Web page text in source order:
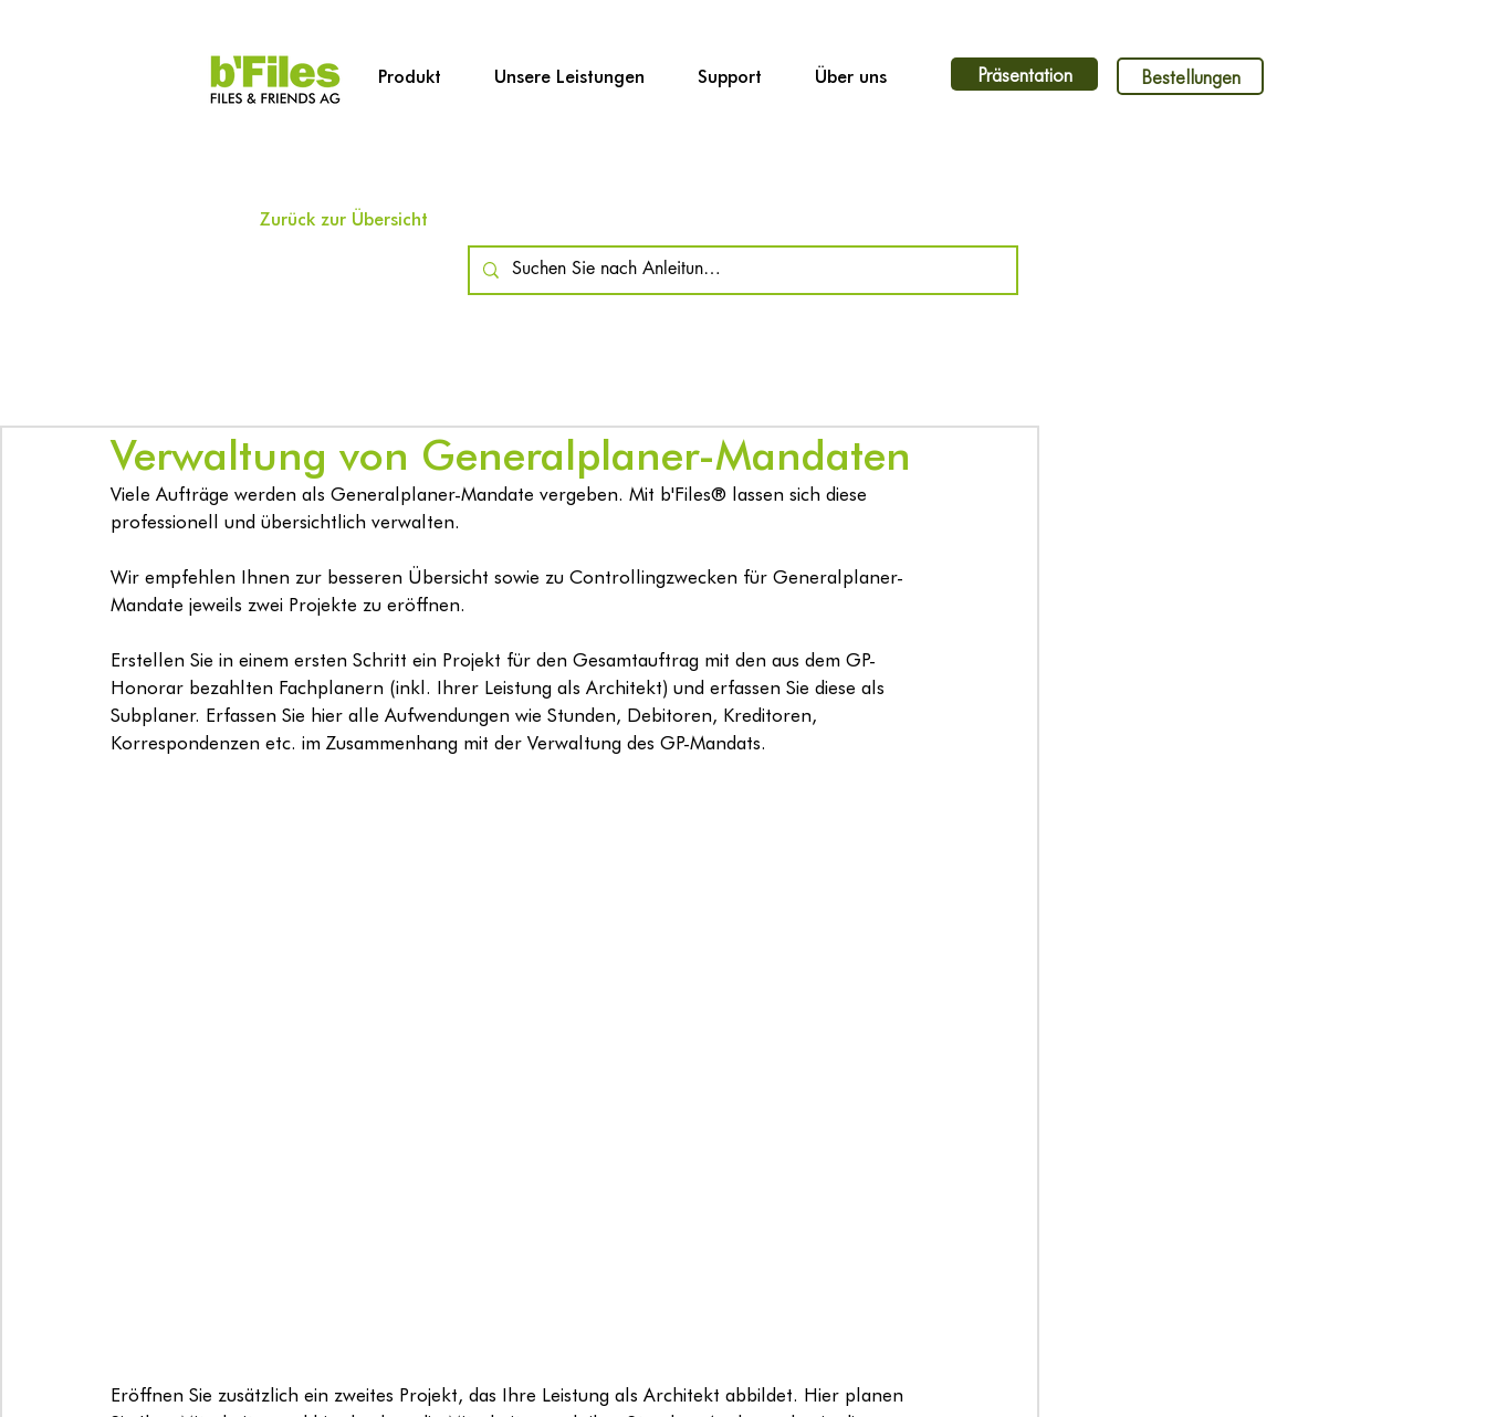
Produkt Unsere Leistungen Support Über uns Präsentation Bestellungen
Zurück zur Übersicht
Verwaltung von Generalplaner-Mandaten
Viele Aufträge werden als Generalplaner-Mandate vergeben. Mit b'Files® lassen sich diese
professionell und übersichtlich verwalten.
Wir empfehlen Ihnen zur besseren Übersicht sowie zu Controllingzwecken für Generalplaner-
Mandate jeweils zwei Projekte zu eröffnen.
Erstellen Sie in einem ersten Schritt ein Projekt für den Gesamtauftrag mit den aus dem GP-
Honorar bezahlten Fachplanern (inkl. Ihrer Leistung als Architekt) und erfassen Sie diese als
Subplaner. Erfassen Sie hier alle Aufwendungen wie Stunden, Debitoren, Kreditoren,
Korrespondenzen etc. im Zusammenhang mit der Verwaltung des GP-Mandats.
Eröffnen Sie zusätzlich ein zweites Projekt, das Ihre Leistung als Architekt abbildet. Hier planen